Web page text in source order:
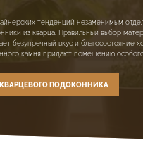
тенденций незаменимым
из кварца. Правильный выбор
безупречный вкус и благосостояние
камня придают помещению
КВАРЦЕВОГО ПОДОКОННИКА